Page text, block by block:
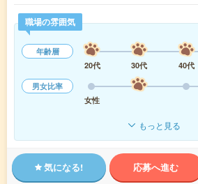
職場の雰囲気
年齢層
20代
30代 40代
男女比率
女性
もっと見る
気になる! 応募へ進む